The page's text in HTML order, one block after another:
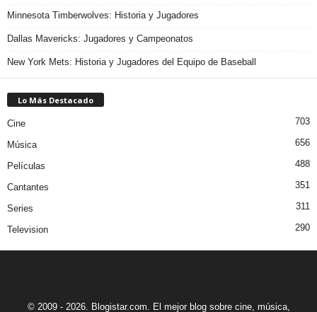
Minnesota Timberwolves: Historia y Jugadores
Dallas Mavericks: Jugadores y Campeonatos
New York Mets: Historia y Jugadores del Equipo de Baseball
Lo Más Destacado
Cine 703
Música 656
Películas 488
Cantantes 351
Series 311
Television 290
© 2009 - 2026. Blogistar.com. El mejor blog sobre cine, música,